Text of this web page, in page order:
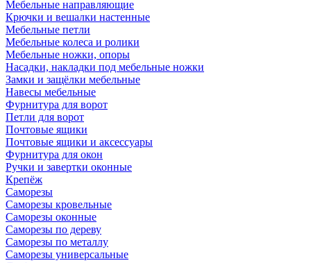
Мебельные направляющие
Крючки и вешалки настенные
Мебельные петли
Мебельные колеса и ролики
Мебельные ножки, опоры
Насадки, накладки под мебельные ножки
Замки и защёлки мебельные
Навесы мебельные
Фурнитура для ворот
Петли для ворот
Почтовые ящики
Почтовые ящики и аксессуары
Фурнитура для окон
Ручки и завертки оконные
Крепёж
Саморезы
Саморезы кровельные
Саморезы оконные
Саморезы по дереву
Саморезы по металлу
Саморезы универсальные